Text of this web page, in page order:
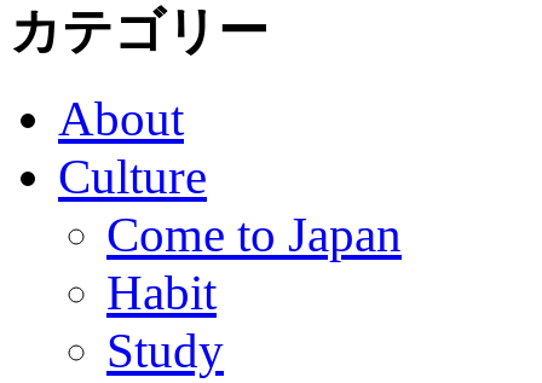
カテゴリー
About
Culture
Come to Japan
Habit
Study